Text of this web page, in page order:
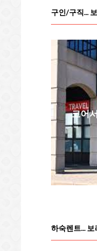
구인/구직...
코어
하숙렌트... 보